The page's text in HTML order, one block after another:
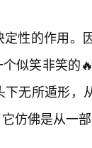
性的作用。
似笑非笑的
无所遁形，
仿佛是从一